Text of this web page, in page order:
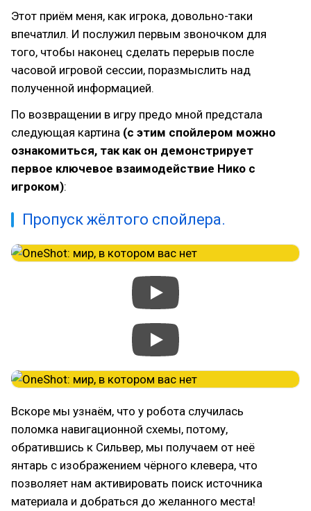
Этот приём меня, как игрока, довольно-таки
впечатлил. И послужил первым звоночком для
того, чтобы наконец сделать перерыв после
часовой игровой сессии, поразмыслить над
полученной информацией.
По возвращении в игру предо мной предстала
следующая картина (с этим спойлером можно
ознакомиться, так как он демонстрирует
первое ключевое взаимодействие Нико с
игроком):
Пропуск жёлтого спойлера.
Вскоре мы узнаём, что у робота случилась
поломка навигационной схемы, потому,
обратившись к Сильвер, мы получаем от неё
янтарь с изображением чёрного клевера, что
позволяет нам активировать поиск источника
материала и добраться до желанного места!